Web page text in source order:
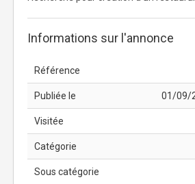
Informations sur l'annonce
Référence
Publiée le 01/09/
Visitée
Catégorie
Sous catégorie